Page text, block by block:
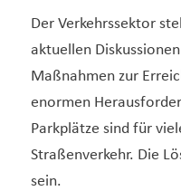
Der Verkehrssektor
aktuellen
Maßnahmen zur
enormen
Parkplätze sind für
Straßenverkehr. Die
sein.